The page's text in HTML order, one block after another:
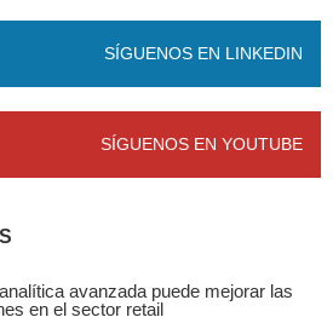
SÍGUENOS EN LINKEDIN
SÍGUENOS EN YOUTUBE
avanzada puede mejorar las
en el sector retail